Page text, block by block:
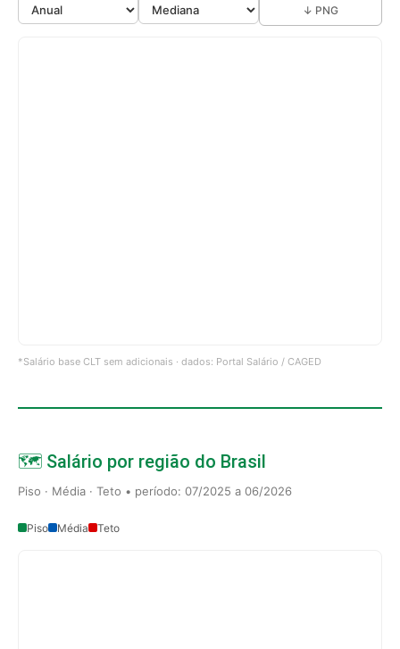
↓ PNG
*Salário base CLT sem adicionais · dados: Portal Salário / CAGED
🗺️ Salário por região do Brasil
Piso · Média · Teto • período: 07/2025 a 06/2026
Piso Média Teto